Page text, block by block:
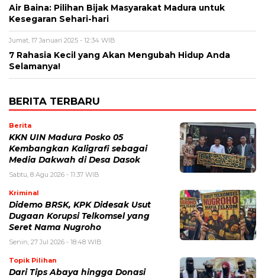
Air Baina: Pilihan Bijak Masyarakat Madura untuk
Kesegaran Sehari-hari
Jumat, 17 Januari 2025 - 12:34 WIB
7 Rahasia Kecil yang Akan Mengubah Hidup Anda
Selamanya!
BERITA TERBARU
Berita
KKN UIN Madura Posko 05
Kembangkan Kaligrafi sebagai
Media Dakwah di Desa Dasok
Sabtu, 8 Agu 2026 - 11:37 WIB
Kriminal
Didemo BRSK, KPK Didesak Usut
Dugaan Korupsi Telkomsel yang
Seret Nama Nugroho
Senin, 27 Jul 2026 - 18:48 WIB
Topik Pilihan
Dari Tips Abaya hingga Donasi